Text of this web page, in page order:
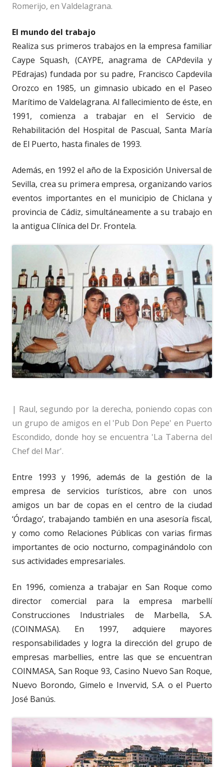
Romerijo, en Valdelagrana.
El mundo del trabajo
Realiza sus primeros trabajos en la empresa familiar
Caype Squash, (CAYPE, anagrama de CAPdevila y
PEdrajas) fundada por su padre, Francisco Capdevila
Orozco en 1985, un gimnasio ubicado en el Paseo
Marítimo de Valdelagrana. Al fallecimiento de éste, en
1991, comienza a trabajar en el Servicio de
Rehabilitación del Hospital de Pascual, Santa María
de El Puerto, hasta finales de 1993.
Además, en 1992 el año de la Exposición Universal de
Sevilla, crea su primera empresa, organizando varios
eventos importantes en el municipio de Chiclana y
provincia de Cádiz, simultáneamente a su trabajo en
la antigua Clínica del Dr. Frontela.
| Raul, segundo por la derecha, poniendo copas con
un grupo de amigos en el 'Pub Don Pepe' en Puerto
Escondido, donde hoy se encuentra 'La Taberna del
Chef del Mar'.
Entre 1993 y 1996, además de la gestión de la
empresa de servicios turísticos, abre con unos
amigos un bar de copas en el centro de la ciudad
‘Órdago’, trabajando también en una asesoría fiscal,
y como como Relaciones Públicas con varias firmas
importantes de ocio nocturno, compaginándolo con
sus actividades empresariales.
En 1996, comienza a trabajar en San Roque como
director comercial para la empresa marbellí
Construcciones Industriales de Marbella, S.A.
(COINMASA). En 1997, adquiere mayores
responsabilidades y logra la dirección del grupo de
empresas marbellies, entre las que se encuentran
COINMASA, San Roque 93, Casino Nuevo San Roque,
Nuevo Borondo, Gimelo e Invervid, S.A. o el Puerto
José Banús.